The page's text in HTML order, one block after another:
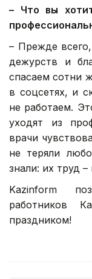
– Что вы
– Прежде
дежурств и
спасаем сотни
в соцсетях, и
не работаем.
уходят из
врачи
не теряли
знали: их труд –
Kazinform
работников
праздником!